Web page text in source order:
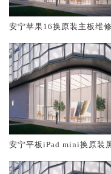
安宁苹果16换原装主板维修
安宁平板iPad mini换原装